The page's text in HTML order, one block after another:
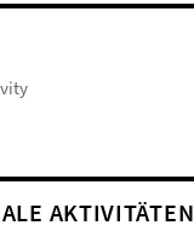
AKTIVITÄTEN